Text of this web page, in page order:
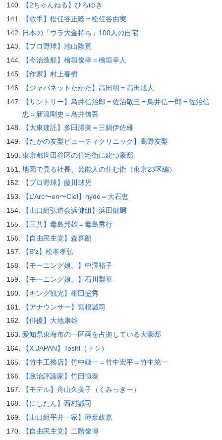
【2ちゃんねる】ひろゆき
【歌手】松任谷正隆＝松任谷由実
日本の「ウラ大金持ち」100人の自宅
【プロ野球】池山隆寛
【今治造船】檜垣俊幸＝檜垣幸人
【作家】村上春樹
【ジャパネットたかた】高田明＝高田旭人
【サントリー】鳥井信治郎＝佐治敬三＝鳥井信一郎＝佐治信
忠＝新浪剛史＝鳥井信吾
【大東建託】多田勝美＝三鍋伊佐雄
【たかの友梨ビューティクリニック】高野友梨
東京都世田谷区の住宅街に建つ豪邸
地図で見る社長、芸能人の住む街（東京23区編）
【プロ野球】藤川球児
【L’Arc〜en〜Ciel】hyde＝大石恵
【山口組弘道会浜健組】浜田健嗣
【三共】毒島邦雄＝毒島秀行
【自由民主党】森喜朗
【B’z】松本孝弘
【モーニング娘。】中澤裕子
【モーニング娘。】石川梨華
【キング観光】権田盛秀
【アナウンサー】宮根誠司
【俳優】大地康雄
愛知県東海市の一区画を占拠している大豪邸
【X JAPAN】Toshl（トシ）
【竹中工務店】竹中錬一＝竹中宏平＝竹中統一
【政治評論家】竹田恒泰
【モデル】舟山久美子（くみっきー）
【にしたん】西村誠司
【山口組平井一家】薄葉政嘉
【自由民主党】二階俊博